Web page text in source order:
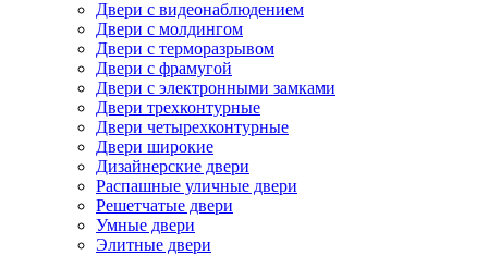
Двери с видеонаблюдением
Двери с молдингом
Двери с терморазрывом
Двери с фрамугой
Двери с электронными замками
Двери трехконтурные
Двери четырехконтурные
Двери широкие
Дизайнерские двери
Распашные уличные двери
Решетчатые двери
Умные двери
Элитные двери